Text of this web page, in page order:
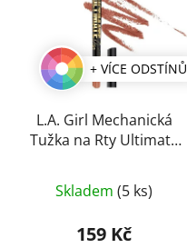
+ VÍCE ODSTÍNŮ
L.A. Girl Mechanická
Tužka na Rty Ultimate
hodnocení
produktu
Skladem (5 ks)
159 Kč